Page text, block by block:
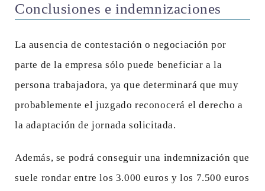
Conclusiones e indemnizaciones
La ausencia de contestación o negociación por
parte de la empresa sólo puede beneficiar a la
persona trabajadora, ya que determinará que muy
probablemente el juzgado reconocerá el derecho a
la adaptación de jornada solicitada.
Además, se podrá conseguir una indemnización que
suele rondar entre los 3.000 euros y los 7.500 euros